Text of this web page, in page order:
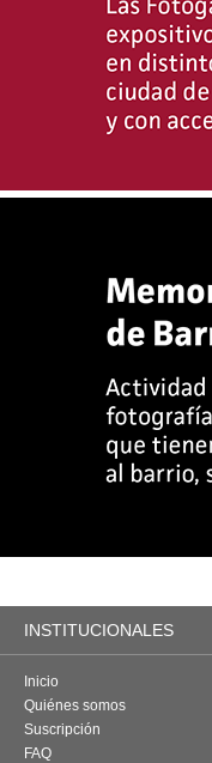
INSTITUCIONALES
Inicio
Quiénes somos
Suscripción
FAQ